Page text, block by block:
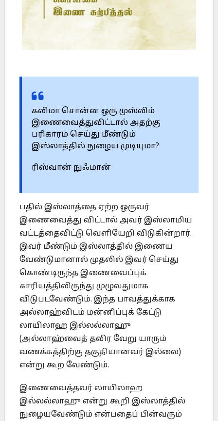
கலிமா சொன்ன ஒரு முஸ்லிம்
இணைவைத்துவிட்டால் அதற்கு
பரிகாரம் செய்து மீண்டும்
இஸ்லாத்தில் நுழைய முடியுமா?
ரிஸ்வான் நுஃமான்
பதில் இஸ்லாத்தை ஏற்ற ஒருவர்
இணைவைத்து விட்டால் அவர் இஸ்லாமிய
வட்டத்தைவிட்டு வெளியேறி விடுகின்றார்.
இவர் மீண்டும் இஸ்லாத்தில் இணைய
வேண்டுமானால் முதலில் இவர் செய்து
கொண்டிருந்த இணைவைப்புக்
காரியத்திலிருந்து முழுவதுமாக
விடுபடவேண்டும். இந்த பாவத்துக்காக
அல்லாஹ்விடம் மன்னிப்புக் கேட்டு
லாயிலாஹ இல்லல்லாஹு
(அல்லாஹ்வைத் தவிர வேறு யாரும்
வணக்கத்திற்கு தகுதியானவர் இல்லை)
என்று கூற வேண்டும்.
இணைவைத்தவர் லாயிலாஹ
இல்லல்லாஹு என்று கூறி இஸ்லாத்தில்
நுழையவேண்டும் என்பதைப் பின்வரும்